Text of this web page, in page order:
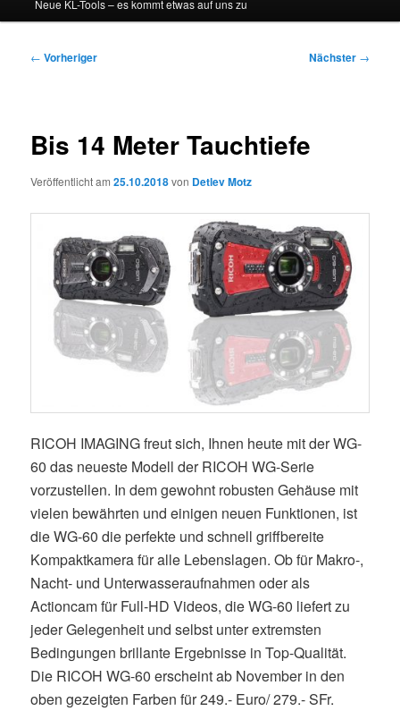
Neue KL-Tools – es kommt etwas auf uns zu
Beitragsnavigation
← Vorheriger Nächster →
Bis 14 Meter Tauchtiefe
Veröffentlicht am25.10.2018von Detlev Motz
RICOH IMAGING freut sich, Ihnen heute mit der WG-
60 das neueste Modell der RICOH WG-Serie
vorzustellen. In dem gewohnt robusten Gehäuse mit
vielen bewährten und einigen neuen Funktionen, ist
die WG-60 die perfekte und schnell griffbereite
Kompaktkamera für alle Lebenslagen. Ob für Makro-,
Nacht- und Unterwasseraufnahmen oder als
Actioncam für Full-HD Videos, die WG-60 liefert zu
jeder Gelegenheit und selbst unter extremsten
Bedingungen brillante Ergebnisse in Top-Qualität.
Die RICOH WG-60 erscheint ab November in den
oben gezeigten Farben für 249.- Euro/ 279.- SFr.